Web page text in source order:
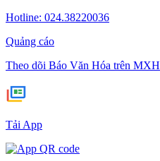
Hotline: 024.38220036
Quảng cáo
Theo dõi Báo Văn Hóa trên MXH
Tải App